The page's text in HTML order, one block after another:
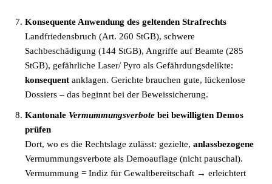
Konsequente Anwendung des geltenden Strafrechts
Landfriedensbruch (Art. 260 StGB), schwere
Sachbeschädigung (144 StGB), Angriffe auf Beamte (285
StGB), gefährliche Laser/ Pyro als Gefährdungsdelikte:
konsequent anklagen. Gerichte brauchen gute, lückenlose
Dossiers – das beginnt bei der Beweissicherung.
Kantonale Vermummungsverbote bei bewilligten Demos
prüfen
Dort, wo es die Rechtslage zulässt: gezielte, anlassbezogene
Vermummungsverbote als Demoauflage (nicht pauschal).
Vermummung = Indiz für Gewaltbereitschaft → erleichtert